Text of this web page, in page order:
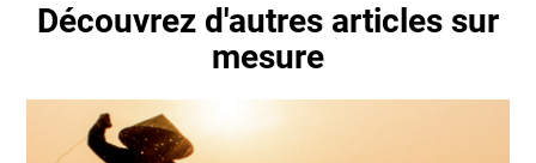
Découvrez d'autres articles sur
mesure